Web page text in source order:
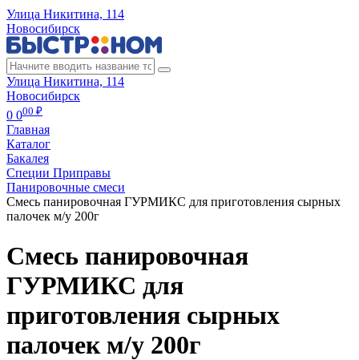
Улица Никитина, 114
Новосибирск
Улица Никитина, 114
Новосибирск
0 000 ₽
Главная
Каталог
Бакалея
Специи Приправы
Панировочные смеси
Смесь панировочная ГУРМИКС для приготовления сырных
палочек м/у 200г
Смесь панировочная
ГУРМИКС для
приготовления сырных
палочек м/у 200г